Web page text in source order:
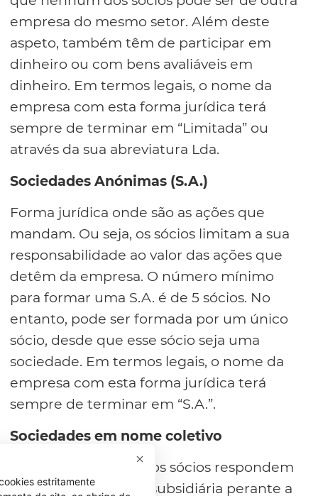
empresa do mesmo setor. Além deste
aspeto, também têm de participar em
dinheiro ou com bens avaliáveis em
dinheiro. Em termos legais, o nome da
empresa com esta forma jurídica terá
sempre de terminar em “Limitada” ou
através da sua abreviatura Lda.
Sociedades Anónimas (S.A.)
Forma jurídica onde são as ações que
mandam. Ou seja, os sócios limitam a sua
responsabilidade ao valor das ações que
detêm da empresa. O número mínimo
para formar uma S.A. é de 5 sócios. No
entanto, pode ser formada por um único
sócio, desde que esse sócio seja uma
sociedade. Em termos legais, o nome da
empresa com esta forma jurídica terá
sempre de terminar em “S.A.”.
Sociedades em nome coletivo
Forma jurídica onde os sócios respondem
de forma ilimitada e subsidiária perante a
estritamente